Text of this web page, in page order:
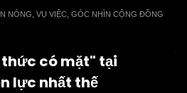
NÓNG, VỤ VIỆC, GÓC NHÌN CỘNG ĐỒNG
có mặt" tại
lực nhất thế